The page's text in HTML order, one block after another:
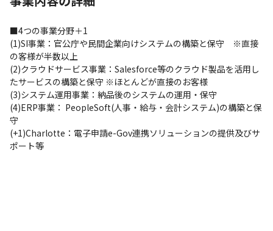
■4つの事業分野＋1
(1)SI事業：官公庁や民間企業向けシステムの構築と保守　※直接
の客様が半数以上
(2)クラウドサービス事業：Salesforce等のクラウド製品を活用し
たサービスの構築と保守 ※ほとんどが直接のお客様
(3)システム運用事業：納品後のシステムの運用・保守
(4)ERP事業： PeopleSoft(人事・給与・会計システム)の構築と保
守
(+1)Charlotte：電子申請e-Gov連携ソリューションの提供及びサ
ポート等